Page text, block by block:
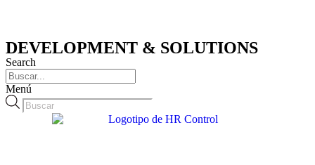
DEVELOPMENT & SOLUTIONS
Search
Menú
Búsqueda
de
productos